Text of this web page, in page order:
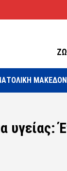
υγείας: